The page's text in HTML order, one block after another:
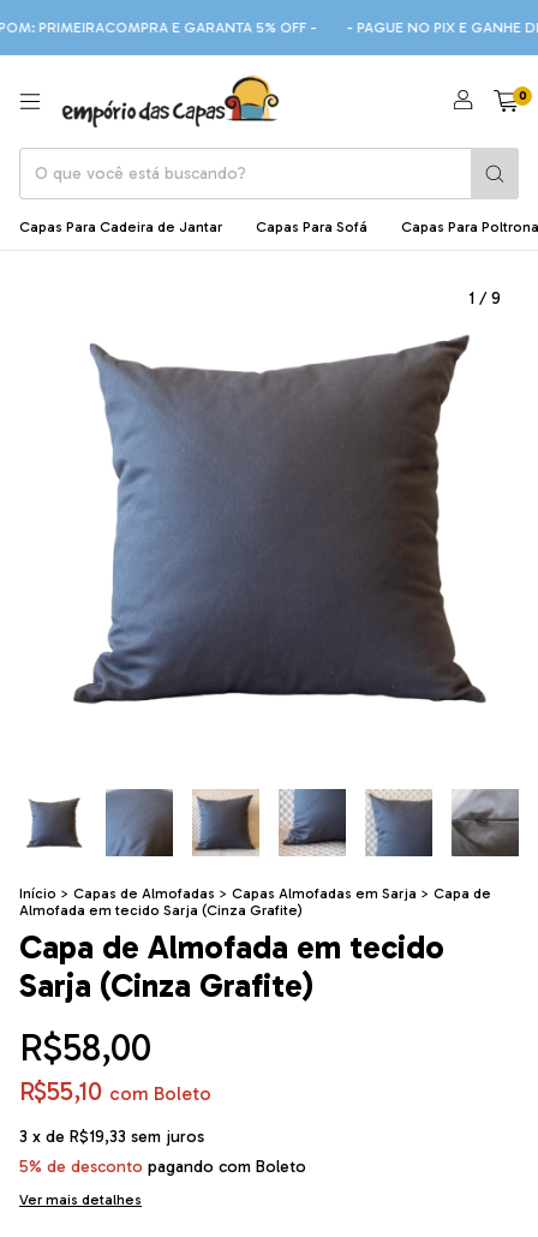
E GARANTA 5% OFF - - PAGUE NO PIX E GANHE
0
Capas Para Cadeira de Jantar Capas Para Sofá Capas Para
1 /9
Início > Capas de Almofadas > Capas Almofadas em Sarja > Capa de
Almofada em tecido Sarja (Cinza Grafite)
Capa de Almofada em tecido
Sarja (Cinza Grafite)
R$58,00
R$55,10 com Boleto
3 x de R$19,33 sem juros
5% de desconto pagando com Boleto
Ver mais detalhes